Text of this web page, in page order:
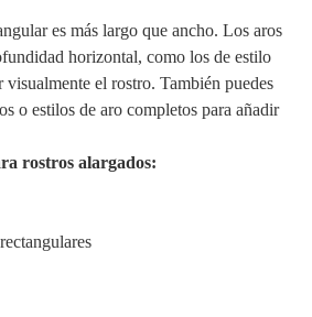
es más largo que ancho. Los aros
horizontal, como los de estilo
visualmente el rostro. También puedes
o estilos de aro completos para añadir
rostros alargados: